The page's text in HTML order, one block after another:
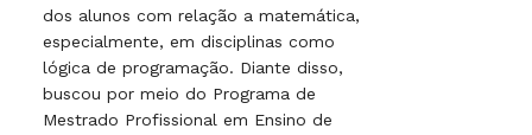
dos alunos com relação a matemática,
especialmente, em disciplinas como
lógica de programação. Diante disso,
buscou por meio do Programa de
Mestrado Profissional em Ensino de